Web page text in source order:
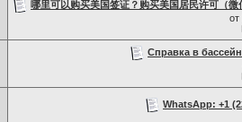
哪里可以购买美国签证？购买美国居民许可（
от
Справка в
WhatsApp: +1